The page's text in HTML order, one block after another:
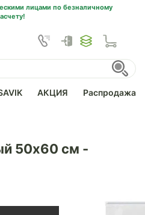
лицами по безналичному
АКЦИЯ Распродажа
50х60 см -